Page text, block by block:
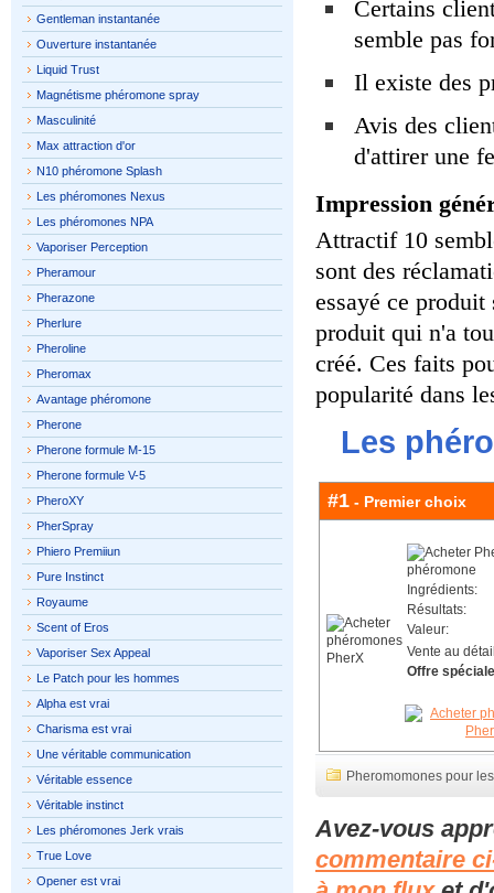
Certains
semble pas
Il existe des
Avis des
d'attirer une
Impression
Attractif 10
sont des
essayé ce
produit qui n'a
créé. Ces faits
popularité dans
Les
#1 - Premier choix
Ingrédients:
Résultats:
Valeur:
Vente au
Offre
Pheromomones pour
Avez-vous
commentaire
Gentleman instantanée
Ouverture instantanée
Liquid Trust
Magnétisme phéromone spray
Masculinité
Max attraction d'or
N10 phéromone Splash
Les phéromones Nexus
Les phéromones NPA
Vaporiser Perception
Pheramour
Pherazone
Pherlure
Pheroline
Pheromax
Avantage phéromone
Pherone
Pherone formule M-15
Pherone formule V-5
PheroXY
PherSpray
Phiero Premiiun
Pure Instinct
Royaume
Scent of Eros
Vaporiser Sex Appeal
Le Patch pour les hommes
Alpha est vrai
Charisma est vrai
Une véritable communication
Véritable essence
Véritable instinct
Les phéromones Jerk vrais
True Love
Opener est vrai